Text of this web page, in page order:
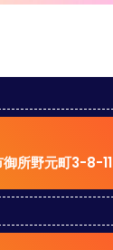
所野元町3-8-11